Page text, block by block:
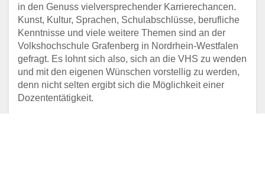
in den Genuss vielversprechender Karrierechancen.
Kunst, Kultur, Sprachen, Schulabschlüsse, berufliche
Kenntnisse und viele weitere Themen sind an der
Volkshochschule Grafenberg in Nordrhein-Westfalen
gefragt. Es lohnt sich also, sich an die VHS zu wenden
und mit den eigenen Wünschen vorstellig zu werden,
denn nicht selten ergibt sich die Möglichkeit einer
Dozententätigkeit.